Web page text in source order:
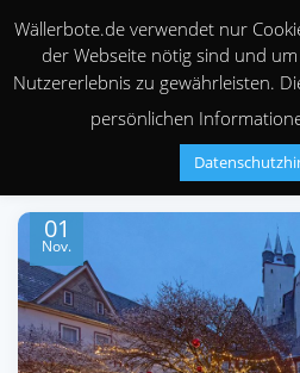
01
Nov.
Wällerbote.de verwendet nur
der Webseite nötig sind und
Nutzererlebnis zu gewährleisten.
persönlichen